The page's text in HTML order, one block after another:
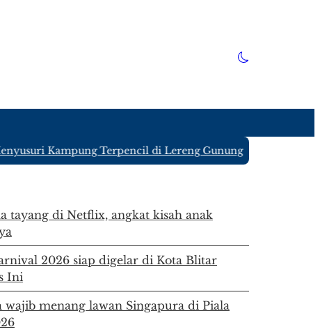
Kampung Terpencil di Lereng Gunung Kawi Blitar
tayang di Netflix, angkat kisah anak
2026 siap digelar di Kota Blitar
Ini
wajib menang lawan Singapura di Piala